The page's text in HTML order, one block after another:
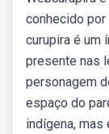
conhecido
curupira é um
presente nas
personagem
espaço do
indígena, mas